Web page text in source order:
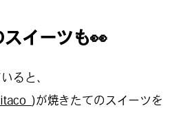
ピング
スイーツも👀
ると、
)が焼きたてのスイーツを